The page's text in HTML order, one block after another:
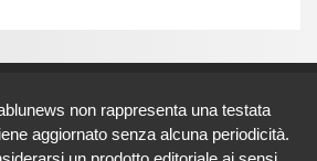
non rappresenta una testata
aggiornato senza alcuna periodicità.